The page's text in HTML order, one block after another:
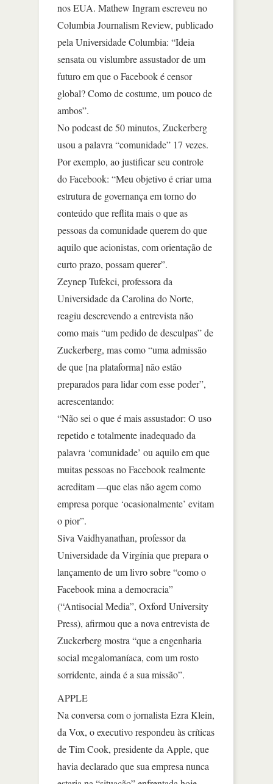
nos EUA. Mathew Ingram escreveu no
Columbia Journalism Review, publicado
pela Universidade Columbia: “Ideia
sensata ou vislumbre assustador de um
futuro em que o Facebook é censor
global? Como de costume, um pouco de
ambos”.
No podcast de 50 minutos, Zuckerberg
usou a palavra “comunidade” 17 vezes.
Por exemplo, ao justificar seu controle
do Facebook: “Meu objetivo é criar uma
estrutura de governança em torno do
conteúdo que reflita mais o que as
pessoas da comunidade querem do que
aquilo que acionistas, com orientação de
curto prazo, possam querer”.
Zeynep Tufekci, professora da
Universidade da Carolina do Norte,
reagiu descrevendo a entrevista não
como mais “um pedido de desculpas” de
Zuckerberg, mas como “uma admissão
de que [na plataforma] não estão
preparados para lidar com esse poder”,
acrescentando:
“Não sei o que é mais assustador: O uso
repetido e totalmente inadequado da
palavra ‘comunidade’ ou aquilo em que
muitas pessoas no Facebook realmente
acreditam —que elas não agem como
empresa porque ‘ocasionalmente’ evitam
o pior”.
Siva Vaidhyanathan, professor da
Universidade da Virgínia que prepara o
lançamento de um livro sobre “como o
Facebook mina a democracia”
(“Antisocial Media”, Oxford University
Press), afirmou que a nova entrevista de
Zuckerberg mostra “que a engenharia
social megalomaníaca, com um rosto
sorridente, ainda é a sua missão”.
APPLE
Na conversa com o jornalista Ezra Klein,
da Vox, o executivo respondeu às críticas
de Tim Cook, presidente da Apple, que
havia declarado que sua empresa nunca